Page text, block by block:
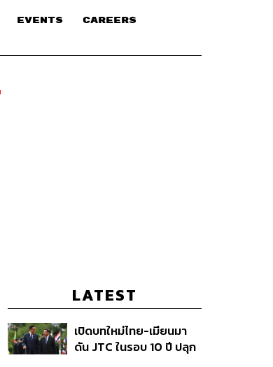
EVENTS CAREERS
LATEST
เปิดบทใหม่ไทย-เมียนมา
ดัน JTC ในรอบ 10 ปี ปลุก